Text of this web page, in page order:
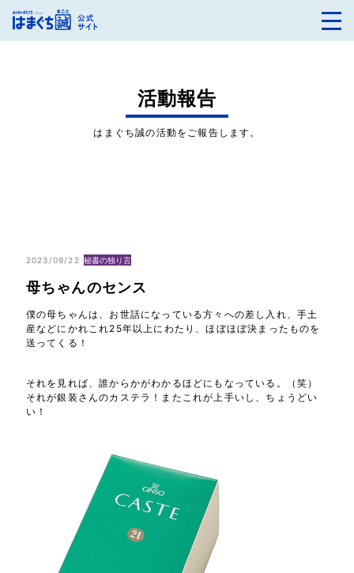
活動報告
はまぐち誠の活動をご報告します。
2023/09/22 秘書の独り言
母ちゃんのセンス
僕の母ちゃんは、お世話になっている方々への差し入れ、手土
産などにかれこれ25年以上にわたり、ほぼほぼ決まったものを
送ってくる！
それを見れば、誰からかがわかるほどにもなっている。（笑）
それが銀装さんのカステラ！またこれが上手いし、ちょうどい
い！